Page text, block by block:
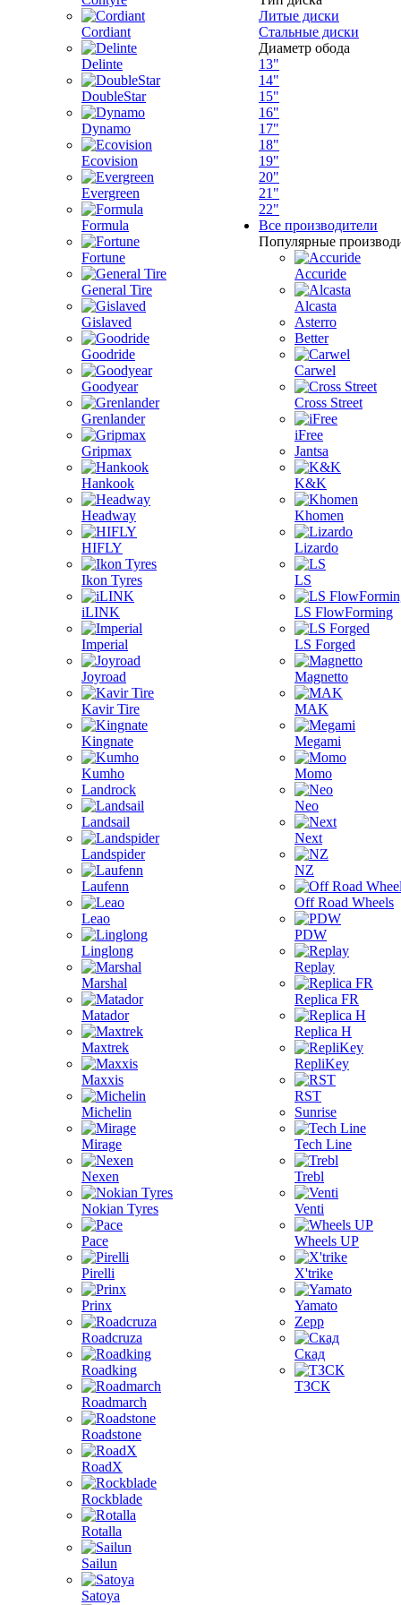
Cordiant
Delinte
DoubleStar
Dynamo
Ecovision
Evergreen
Formula
Fortune
General Tire
Gislaved
Goodride
Goodyear
Grenlander
Gripmax
Hankook
Headway
HIFLY
Ikon Tyres
iLINK
Imperial
Joyroad
Kavir Tire
Kingnate
Kumho
Landrock
Landsail
Landspider
Laufenn
Leao
Linglong
Marshal
Matador
Maxtrek
Maxxis
Michelin
Mirage
Nexen
Nokian Tyres
Pace
Pirelli
Prinx
Roadcruza
Roadking
Roadmarch
Roadstone
RoadX
Rockblade
Rotalla
Sailun
Satoya
Литые диски
Стальные диски
Диаметр обода
13"
14"
15"
16"
17"
18"
19"
20"
21"
22"
Все производители
Популярные
Accuride
Alcasta
Asterro
Better
Carwel
Cross Street
iFree
Jantsa
K&K
Khomen
Lizardo
LS
LS FlowForming
LS Forged
Magnetto
MAK
Megami
Momo
Neo
Next
NZ
Off Road Wheels
PDW
Replay
Replica FR
Replica H
RepliKey
RST
Sunrise
Tech Line
Trebl
Venti
Wheels UP
X'trike
Yamato
Zepp
Скад
ТЗСК